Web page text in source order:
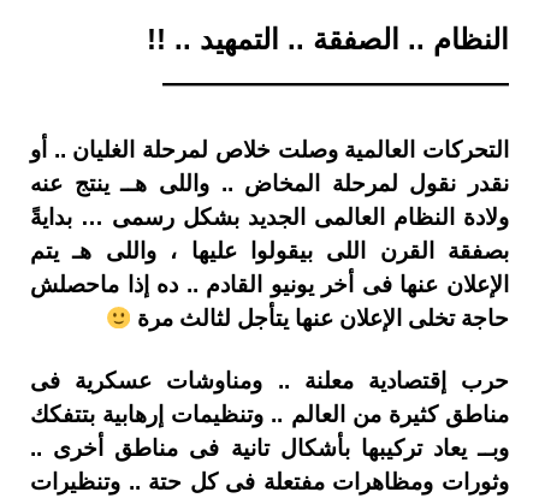
النظام .. الصفقة .. التمهيد .. !!
————————————
التحركات العالمية وصلت خلاص لمرحلة الغليان .. أو
نقدر نقول لمرحلة المخاض .. واللى هــ ينتج عنه
ولادة النظام العالمى الجديد بشكل رسمى … بدايةً
بصفقة القرن اللى بيقولوا عليها ، واللى هـ يتم
الإعلان عنها فى أخر يونيو القادم .. ده إذا ماحصلش
حاجة تخلى الإعلان عنها يتأجل لثالث مرة
حرب إقتصادية معلنة .. ومناوشات عسكرية فى
مناطق كثيرة من العالم .. وتنظيمات إرهابية بتتفكك
وبــ يعاد تركيبها بأشكال تانية فى مناطق أخرى ..
وثورات ومظاهرات مفتعلة فى كل حتة .. وتنظيرات